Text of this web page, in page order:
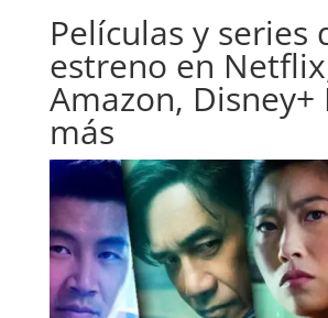
Películas y series
estreno en
Amazon, Disney+
más